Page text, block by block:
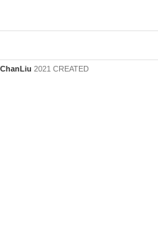
ChanLiu 2021 CREATED